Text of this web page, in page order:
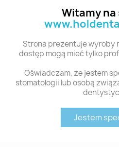
Witamy
Strona prezentuje wyroby
dostęp mogą mieć tylko
Oświadczam, że jestem
stomatologii lub osobą
Jestem
Polecane